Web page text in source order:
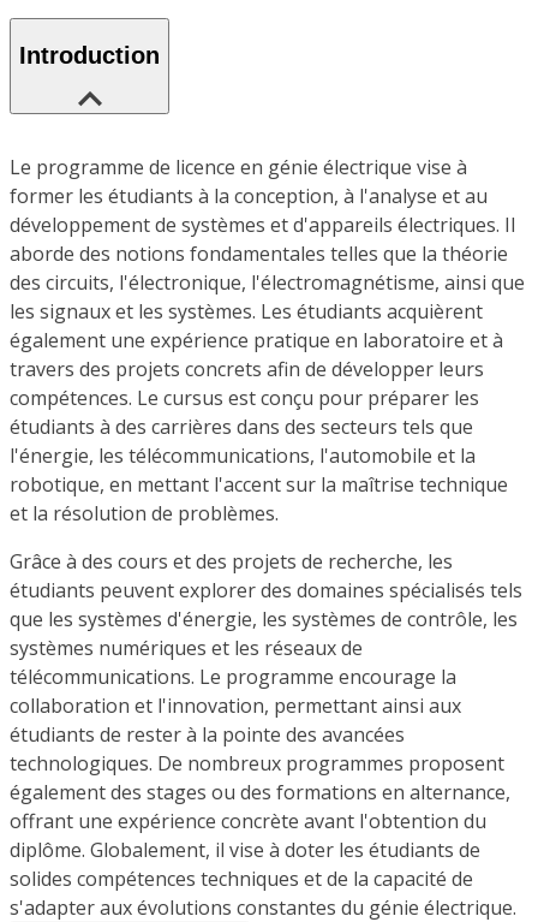
Introduction
Le programme de licence en génie électrique vise à
former les étudiants à la conception, à l'analyse et au
développement de systèmes et d'appareils électriques. Il
aborde des notions fondamentales telles que la théorie
des circuits, l'électronique, l'électromagnétisme, ainsi que
les signaux et les systèmes. Les étudiants acquièrent
également une expérience pratique en laboratoire et à
travers des projets concrets afin de développer leurs
compétences. Le cursus est conçu pour préparer les
étudiants à des carrières dans des secteurs tels que
l'énergie, les télécommunications, l'automobile et la
robotique, en mettant l'accent sur la maîtrise technique
et la résolution de problèmes.
Grâce à des cours et des projets de recherche, les
étudiants peuvent explorer des domaines spécialisés tels
que les systèmes d'énergie, les systèmes de contrôle, les
systèmes numériques et les réseaux de
télécommunications. Le programme encourage la
collaboration et l'innovation, permettant ainsi aux
étudiants de rester à la pointe des avancées
technologiques. De nombreux programmes proposent
également des stages ou des formations en alternance,
offrant une expérience concrète avant l'obtention du
diplôme. Globalement, il vise à doter les étudiants de
solides compétences techniques et de la capacité de
s'adapter aux évolutions constantes du génie électrique.